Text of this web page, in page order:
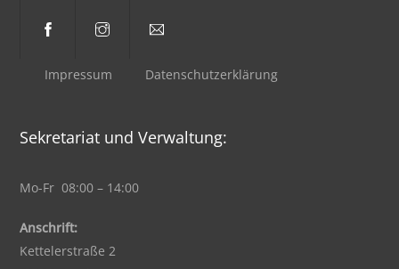
Impressum Datenschutzerklärung
Sekretariat und Verwaltung:
Mo-Fr 08:00 – 14:00
Anschrift:
Kettelerstraße 2